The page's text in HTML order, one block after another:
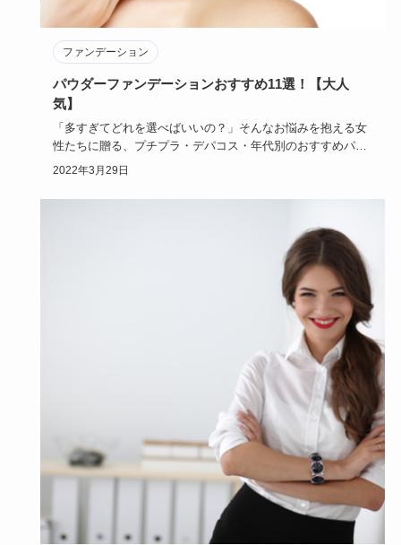
ファンデーション
パウダーファンデーションおすすめ11選！【大人
気】
「多すぎてどれを選べばいいの？」そんなお悩みを抱える女
性たちに贈る、プチプラ・デパコス・年代別のおすすめパウ
ダーファンデー…
2022年3月29日